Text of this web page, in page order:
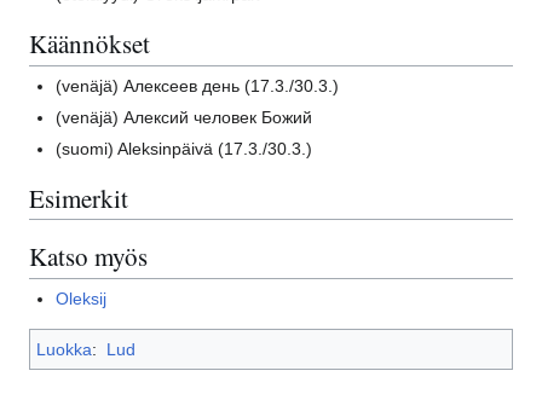
Käännökset
(venäjä)Алексеев день (17.3./30.3.)
(venäjä)Алексий человек Божий
(suomi)Aleksinpäivä (17.3./30.3.)
Esimerkit
Katso myös
Oleksij
Luokka: Lud